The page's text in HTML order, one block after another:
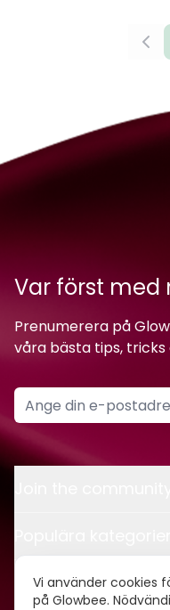
Vi använder cookies
på Glowbee.
Var först med
Prenumerera på
våra bästa tips,
Kontakt